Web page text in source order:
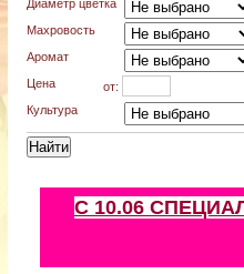
Диаметр цветка
Махровость
Аромат
Цена
от:
Культура
С 10.06